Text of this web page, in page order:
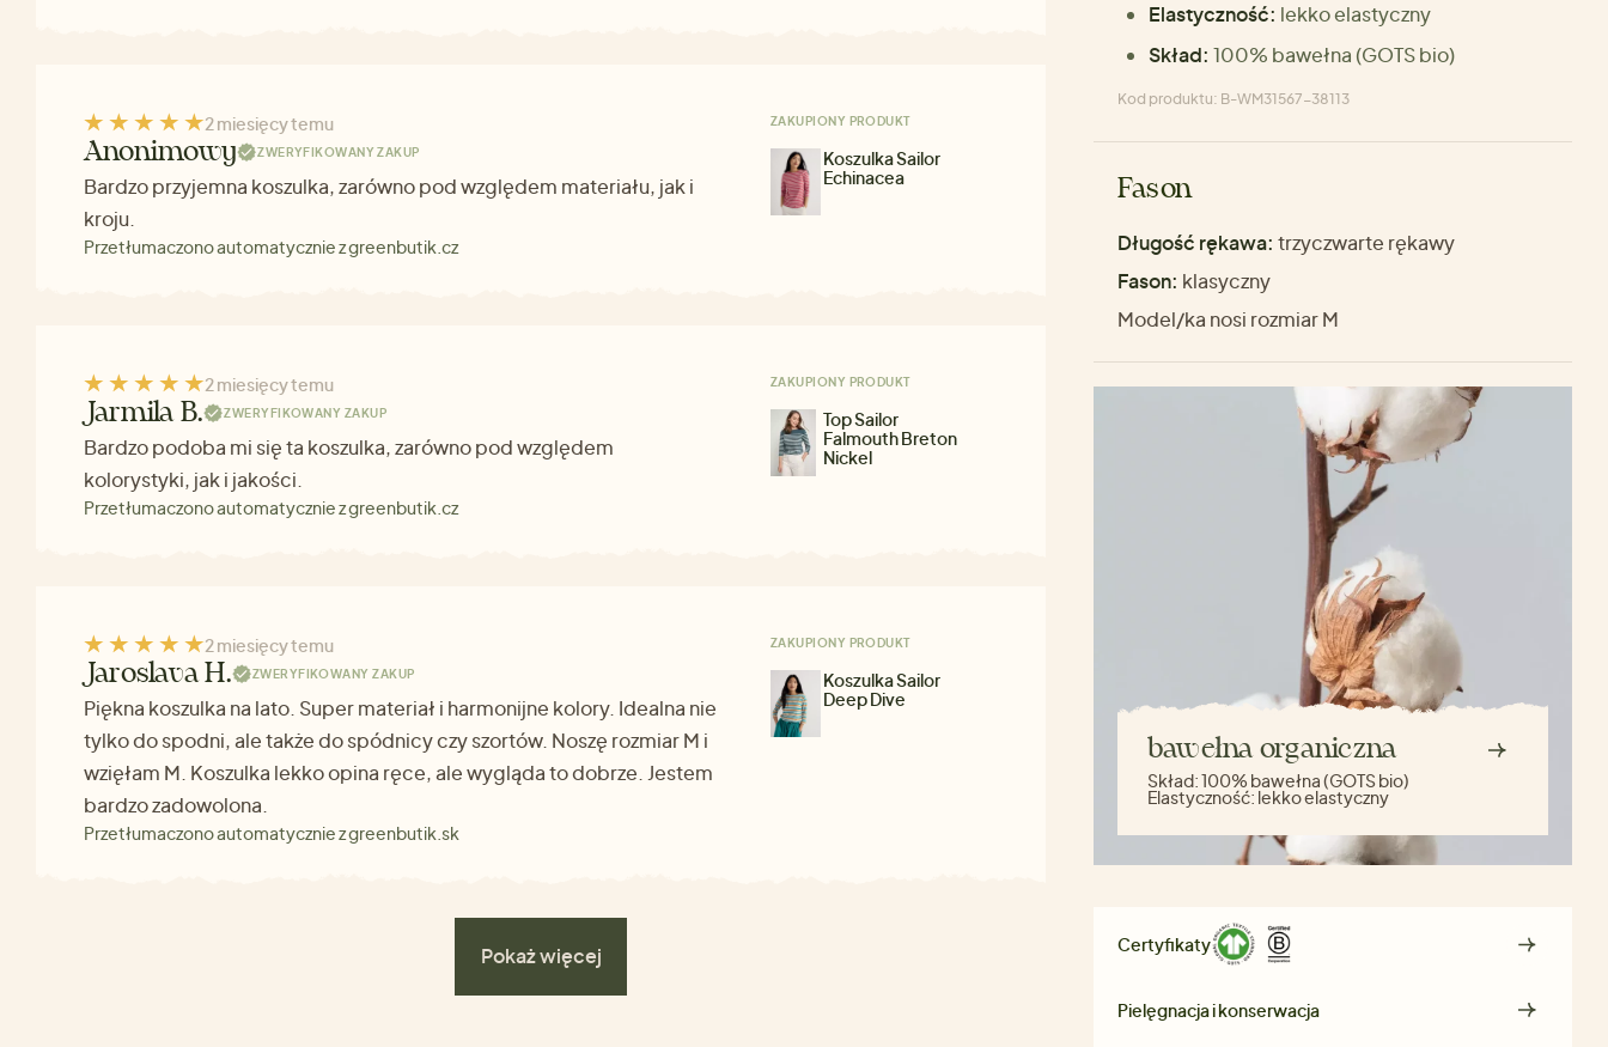
2 miesięcy temu
Anonimowy ZWERYFIKOWANY ZAKUP
Bardzo przyjemna koszulka, zarówno pod względem materiału, jak i
kroju.
Przetłumaczono automatycznie z greenbutik.cz
ZAKUPIONY PRODUKT
Koszulka Sailor
Echinacea
2 miesięcy temu
Jarmila B. ZWERYFIKOWANY ZAKUP
Bardzo podoba mi się ta koszulka, zarówno pod względem
kolorystyki, jak i jakości.
Przetłumaczono automatycznie z greenbutik.cz
ZAKUPIONY PRODUKT
Top Sailor
Falmouth Breton
Nickel
2 miesięcy temu
Jaroslava H. ZWERYFIKOWANY ZAKUP
Piękna koszulka na lato. Super materiał i harmonijne kolory. Idealna nie
tylko do spodni, ale także do spódnicy czy szortów. Noszę rozmiar M i
wzięłam M. Koszulka lekko opina ręce, ale wygląda to dobrze. Jestem
bardzo zadowolona.
Przetłumaczono automatycznie z greenbutik.sk
ZAKUPIONY PRODUKT
Koszulka Sailor
Deep Dive
Pokaż więcej
Elastyczność: lekko elastyczny
Skład: 100% bawełna (GOTS bio)
Kod produktu: B-WM31567-38113
Fason
Długość rękawa: trzyczwarte rękawy
Fason: klasyczny
Model/ka nosi rozmiar M
bawełna organiczna
Skład:100% bawełna (GOTS bio)
Elastyczność: lekko elastyczny
Certyfikaty
Pielęgnacja i konserwacja